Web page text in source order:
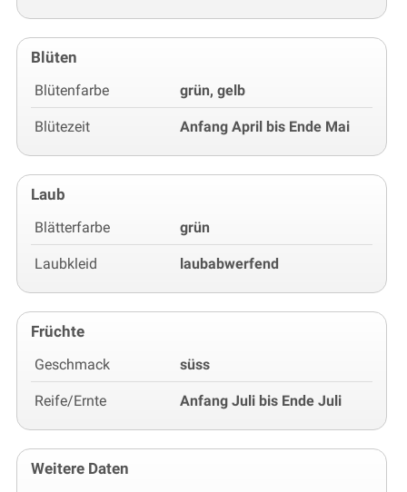
Blüten
Blütenfarbe grün, gelb
Blütezeit Anfang April bis Ende Mai
Laub
Blätterfarbe grün
Laubkleid laubabwerfend
Früchte
Geschmack süss
Reife/Ernte Anfang Juli bis Ende Juli
Weitere Daten